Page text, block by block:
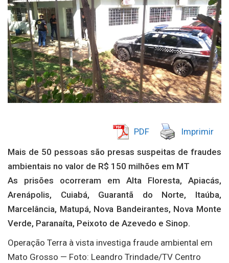
PDF Imprimir
Mais de 50 pessoas são presas suspeitas de fraudes
ambientais no valor de R$ 150 milhões em MT
As prisões ocorreram em Alta Floresta, Apiacás,
Arenápolis, Cuiabá, Guarantã do Norte, Itaúba,
Marcelância, Matupá, Nova Bandeirantes, Nova Monte
Verde, Paranaíta, Peixoto de Azevedo e Sinop.
Operação Terra à vista investiga fraude ambiental em
Mato Grosso — Foto: Leandro Trindade/TV Centro